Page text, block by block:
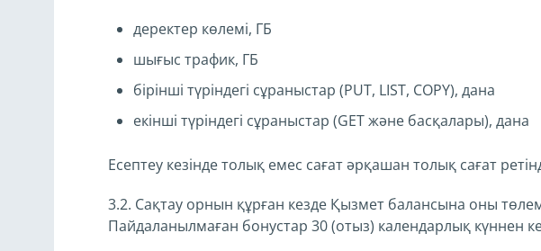
деректер көлемі, ГБ
шығыс трафик, ГБ
бірінші түріндегі сұраныстар (PUT, LIST, COPY), дана
екінші түріндегі сұраныстар (GET және басқалары), дана
Есептеу кезінде толық емес сағат әрқашан толық сағат
3.2. Сақтау орнын құрған кезде Қызмет балансына оны
Пайдаланылмаған бонустар 30 (отыз) календарлық күннен